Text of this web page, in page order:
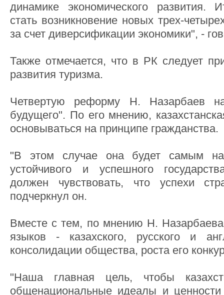
динамике экономического развития.
стать возникновение новых трех-
за счет диверсификации экономики", -
Также отмечается, что в РК следует
развития туризма.
Четвертую реформу Н. Назарбаев
будущего". По его мнению,
основываться на принципе гражданства.
"В этом случае она будет самым
устойчивого и успешного
должен чувствовать, что успехи
подчеркнул он.
Вместе с тем, по мнению Н.
языков - казахского, русского и
консолидации общества, роста его
"Наша главная цель, чтобы
общенациональные идеалы и